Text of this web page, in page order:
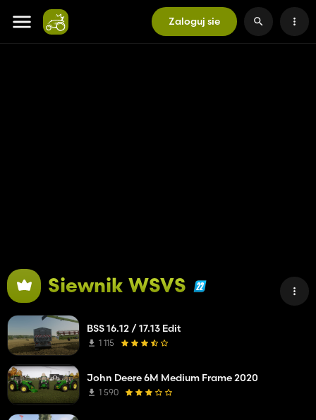
Zaloguj sie
Siewnik WSVS
BSS 16.12 / 17.13 Edit
1 115
John Deere 6M Medium Frame 2020
1 590